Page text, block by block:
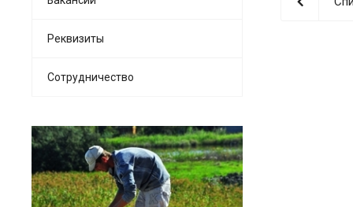
Реквизиты
Сотрудничество